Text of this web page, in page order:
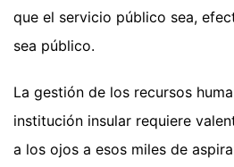
que el servicio público sea,
sea público.
La gestión de los recursos
institución insular requiere
a los ojos a esos miles de